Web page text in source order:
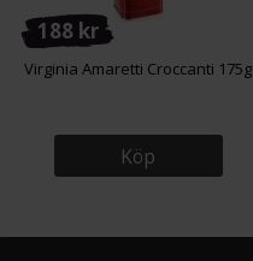
188 kr
Virginia Amaretti Croccanti 175g
Köp